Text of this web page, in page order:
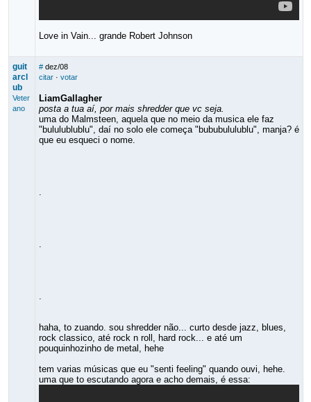
Love in Vain... grande Robert Johnson
guit
arcl
ub
Veter
ano
# dez/08
citar· votar
LiamGallagher
posta a tua aí, por mais shredder que vc seja.
uma do Malmsteen, aquela que no meio da musica ele faz
"bululublublu", daí no solo ele começa "bububululublu", manja? é
que eu esqueci o nome.
.
.
.
haha, to zuando. sou shredder não... curto desde jazz, blues,
rock classico, até rock n roll, hard rock... e até um
pouquinhozinho de metal, hehe
tem varias músicas que eu "senti feeling" quando ouvi, hehe.
uma que to escutando agora e acho demais, é essa: